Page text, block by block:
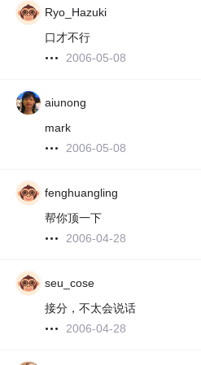
Ryo_Hazuki
口才不行
2006-05-08
aiunong
mark
2006-05-08
fenghuangling
帮你顶一下
2006-04-28
seu_cose
接分，不太会说话
2006-04-28